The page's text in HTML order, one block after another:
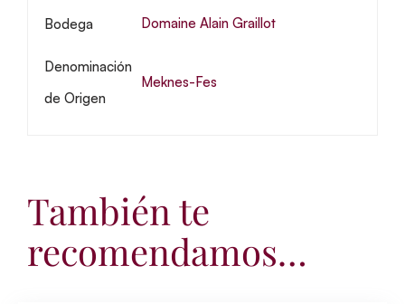
Bodega Domaine Alain Graillot
Denominación
de Origen
Meknes-Fes
También te
recomendamos…